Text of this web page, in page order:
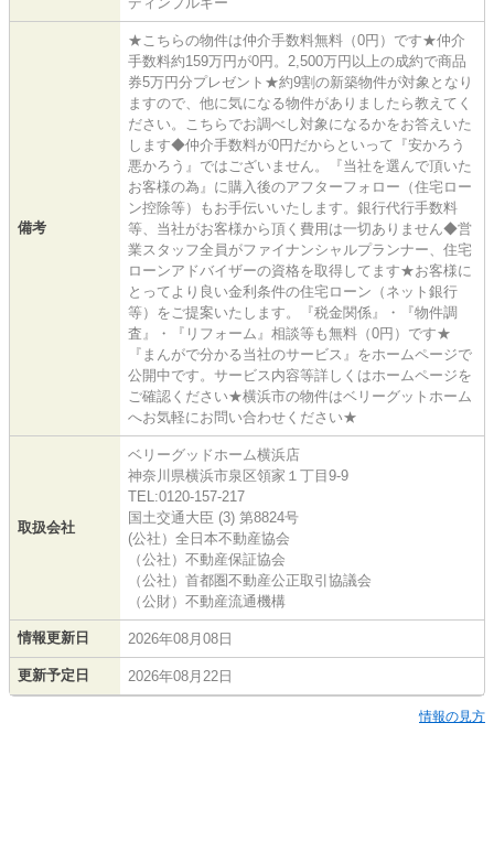
備考
★こちらの物件は仲介手数料無料（0円）です★仲介
手数料約159万円が0円。2,500万円以上の成約で商品
券5万円分プレゼント★約9割の新築物件が対象となり
ますので、他に気になる物件がありましたら教えてく
ださい。こちらでお調べし対象になるかをお答えいた
します◆仲介手数料が0円だからといって『安かろう
悪かろう』ではございません。『当社を選んで頂いた
お客様の為』に購入後のアフターフォロー（住宅ロー
ン控除等）もお手伝いいたします。銀行代行手数料
等、当社がお客様から頂く費用は一切ありません◆営
業スタッフ全員がファイナンシャルプランナー、住宅
ローンアドバイザーの資格を取得してます★お客様に
とってより良い金利条件の住宅ローン（ネット銀行
等）をご提案いたします。『税金関係』・『物件調
査』・『リフォーム』相談等も無料（0円）です★
『まんがで分かる当社のサービス』をホームページで
公開中です。サービス内容等詳しくはホームページを
ご確認ください★横浜市の物件はベリーグットホーム
へお気軽にお問い合わせください★
取扱会社
ベリーグッドホーム横浜店
神奈川県横浜市泉区領家１丁目9-9
TEL:0120-157-217
国土交通大臣 (3) 第8824号
(公社）全日本不動産協会
（公社）不動産保証協会
（公社）首都圏不動産公正取引協議会
（公財）不動産流通機構
情報更新日 2026年08月08日
更新予定日 2026年08月22日
情報の見方